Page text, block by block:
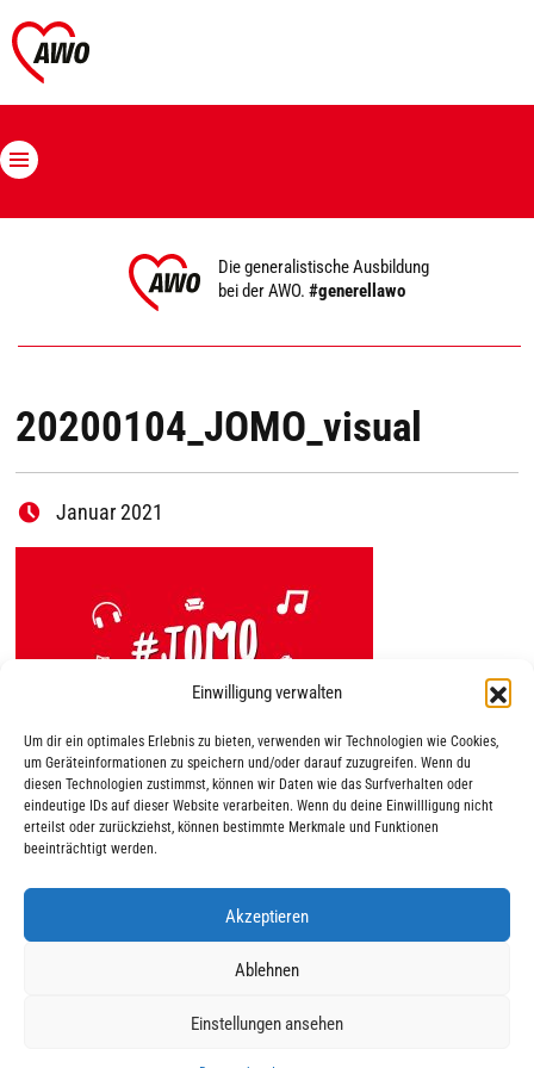
Einwilligung verwalten
Um dir ein optimales Erlebnis zu bieten, verwenden wir Technologien wie Cookies,
um Geräteinformationen zu speichern und/oder darauf zuzugreifen. Wenn du
diesen Technologien zustimmst, können wir Daten wie das Surfverhalten oder
eindeutige IDs auf dieser Website verarbeiten. Wenn du deine Einwillligung nicht
erteilst oder zurückziehst, können bestimmte Merkmale und Funktionen
beeinträchtigt werden.
Akzeptieren
Ablehnen
Einstellungen ansehen
Die generalistische Ausbildung
bei der AWO.#generellawo
20200104_JOMO_visual
Januar 2021
| © 2025 AWO Ausbildung